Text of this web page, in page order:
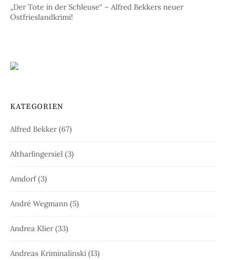
„Der Tote in der Schleuse“ – Alfred Bekkers neuer
Ostfrieslandkrimi!
KATEGORIEN
Alfred Bekker(67)
Altharlingersiel (3)
Amdorf(3)
André Wegmann (5)
Andrea Klier(33)
Andreas Kriminalinski (13)